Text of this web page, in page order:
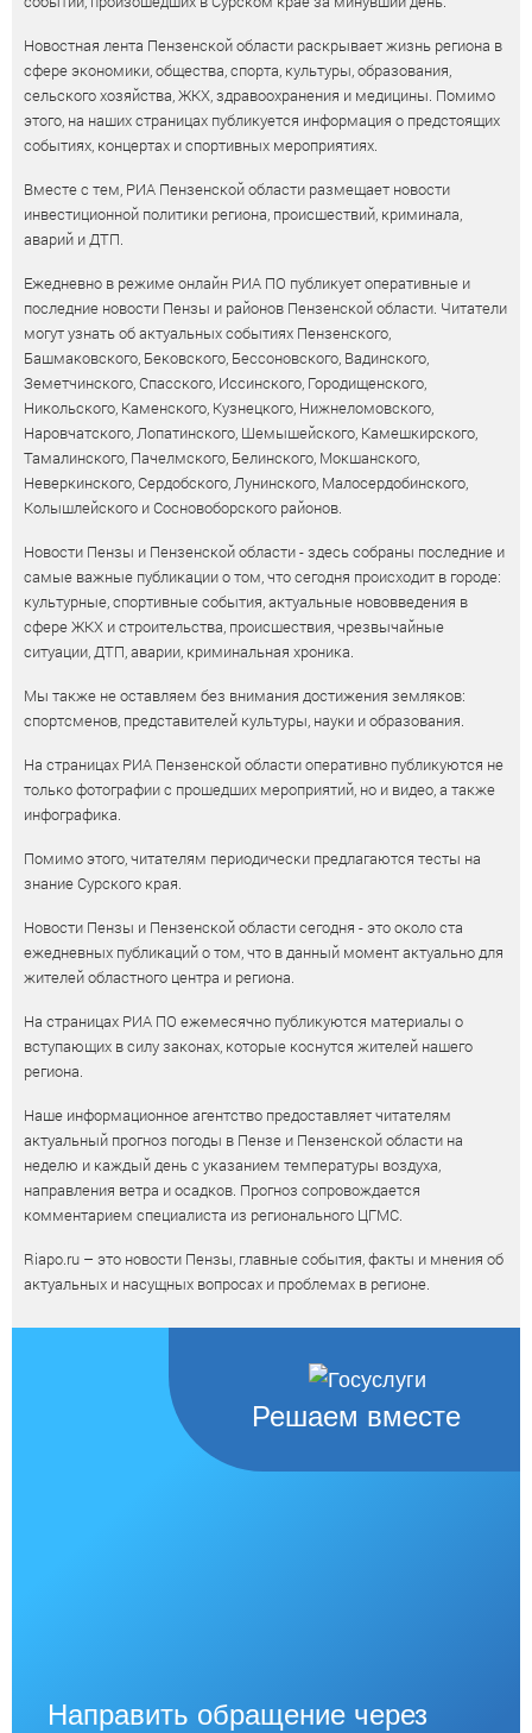
Новостная лента Пензенской области раскрывает жизнь региона в
сфере экономики, общества, спорта, культуры, образования,
сельского хозяйства, ЖКХ, здравоохранения и медицины. Помимо
этого, на наших страницах публикуется информация о предстоящих
событиях, концертах и спортивных мероприятиях.
Вместе с тем, РИА Пензенской области размещает новости
инвестиционной политики региона, происшествий, криминала,
аварий и ДТП.
Ежедневно в режиме онлайн РИА ПО публикует оперативные и
последние новости Пензы и районов Пензенской области. Читатели
могут узнать об актуальных событиях Пензенского,
Башмаковского, Бековского, Бессоновского, Вадинского,
Земетчинского, Спасского, Иссинского, Городищенского,
Никольского, Каменского, Кузнецкого, Нижнеломовского,
Наровчатского, Лопатинского, Шемышейского, Камешкирского,
Тамалинского, Пачелмского, Белинского, Мокшанского,
Неверкинского, Сердобского, Лунинского, Малосердобинского,
Колышлейского и Сосновоборского районов.
Новости Пензы и Пензенской области - здесь собраны последние и
самые важные публикации о том, что сегодня происходит в городе:
культурные, спортивные события, актуальные нововведения в
сфере ЖКХ и строительства, происшествия, чрезвычайные
ситуации, ДТП, аварии, криминальная хроника.
Мы также не оставляем без внимания достижения земляков:
спортсменов, представителей культуры, науки и образования.
На страницах РИА Пензенской области оперативно публикуются не
только фотографии с прошедших мероприятий, но и видео, а также
инфографика.
Помимо этого, читателям периодически предлагаются тесты на
знание Сурского края.
Новости Пензы и Пензенской области сегодня - это около ста
ежедневных публикаций о том, что в данный момент актуально для
жителей областного центра и региона.
На страницах РИА ПО ежемесячно публикуются материалы о
вступающих в силу законах, которые коснутся жителей нашего
региона.
Наше информационное агентство предоставляет читателям
актуальный прогноз погоды в Пензе и Пензенской области на
неделю и каждый день с указанием температуры воздуха,
направления ветра и осадков. Прогноз сопровождается
комментарием специалиста из регионального ЦГМС.
Riapo.ru – это новости Пензы, главные события, факты и мнения об
актуальных и насущных вопросах и проблемах в регионе.
Решаем вместе
Направить обращение через